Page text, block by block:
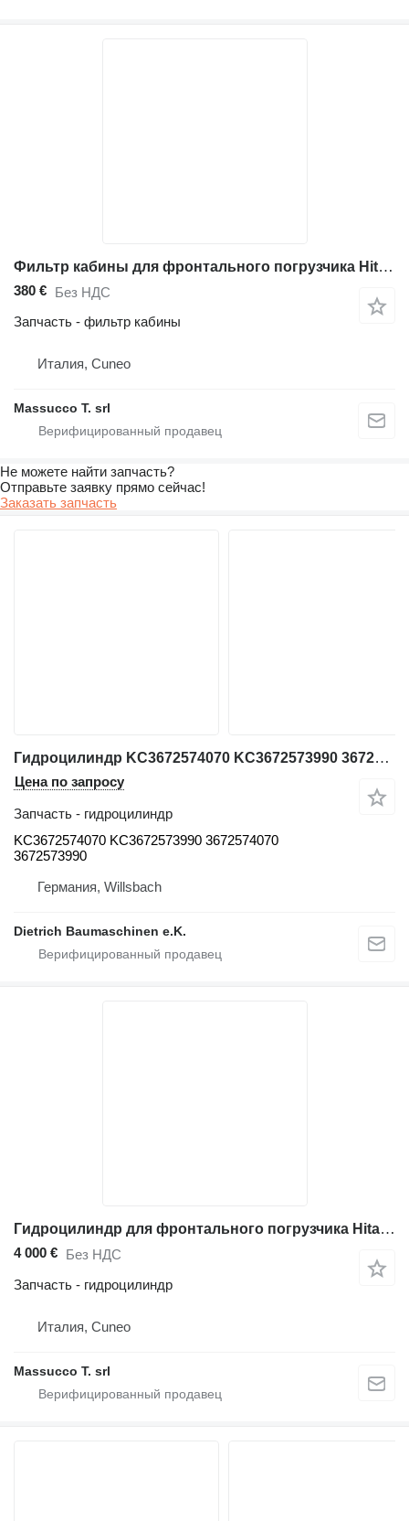
Фильтр кабины для фронтального погрузчика Hitachi ZW250
380 € Без НДС
Запчасть - фильтр кабины
Италия, Cuneo
Massucco T. srl
Не можете найти запчасть?
Отправьте заявку прямо сейчас!
Заказать запчасть
Гидроцилиндр KC3672574070 KC3672573990 3672574070 3672573990 для фронтального погрузчика Hitachi ZW370
Цена по запросу
Запчасть - гидроцилиндр
KC3672574070 KC3672573990 3672574070
3672573990
Германия, Willsbach
Dietrich Baumaschinen e.K.
Гидроцилиндр для фронтального погрузчика Hitachi ZW250
4 000 € Без НДС
Запчасть - гидроцилиндр
Италия, Cuneo
Massucco T. srl